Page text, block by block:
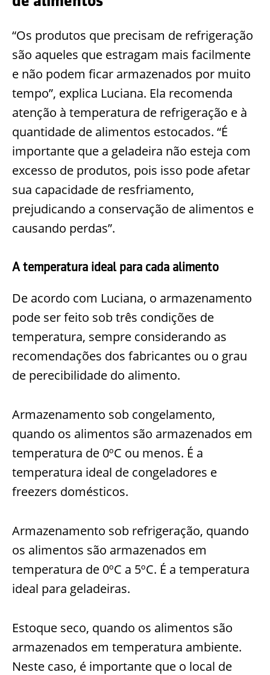
“Os produtos que precisam de refrigeração
são aqueles que estragam mais facilmente
e não podem ficar armazenados por muito
tempo”, explica Luciana. Ela recomenda
atenção à temperatura de refrigeração e à
quantidade de alimentos estocados. “É
importante que a geladeira não esteja com
excesso de produtos, pois isso pode afetar
sua capacidade de resfriamento,
prejudicando a conservação de alimentos e
causando perdas”.
A temperatura ideal para cada alimento
De acordo com Luciana, o armazenamento
pode ser feito sob três condições de
temperatura, sempre considerando as
recomendações dos fabricantes ou o grau
de perecibilidade do alimento.
Armazenamento sob congelamento,
quando os alimentos são armazenados em
temperatura de 0ºC ou menos. É a
temperatura ideal de congeladores e
freezers domésticos.
Armazenamento sob refrigeração, quando
os alimentos são armazenados em
temperatura de 0ºC a 5ºC. É a temperatura
ideal para geladeiras.
Estoque seco, quando os alimentos são
armazenados em temperatura ambiente.
Neste caso, é importante que o local de